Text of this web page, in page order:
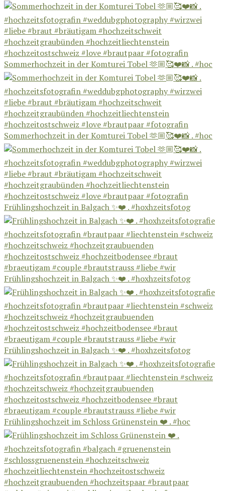
Sommerhochzeit in der Komturei Tobel 🫶🏼🥰❤️📸 . #hoc
Sommerhochzeit in der Komturei Tobel 🫶🏼🥰❤️📸 . #hoc
Frühlingshochzeit in Balgach ✨❤️ . #hoxhzeitsfotog
Frühlingshochzeit in Balgach ✨❤️ . #hoxhzeitsfotog
Frühlingshochzeit in Balgach ✨❤️ . #hoxhzeitsfotog
Frühlingshochzeit im Schloss Grünenstein ❤️ . #hoc